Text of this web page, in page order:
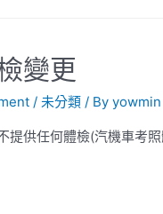
變更
/ 未分類 / By yowmin
提供任何體檢(汽機車考